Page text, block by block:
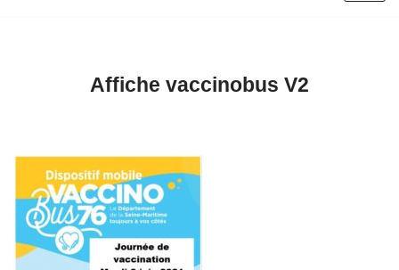
Affiche vaccinobus V2